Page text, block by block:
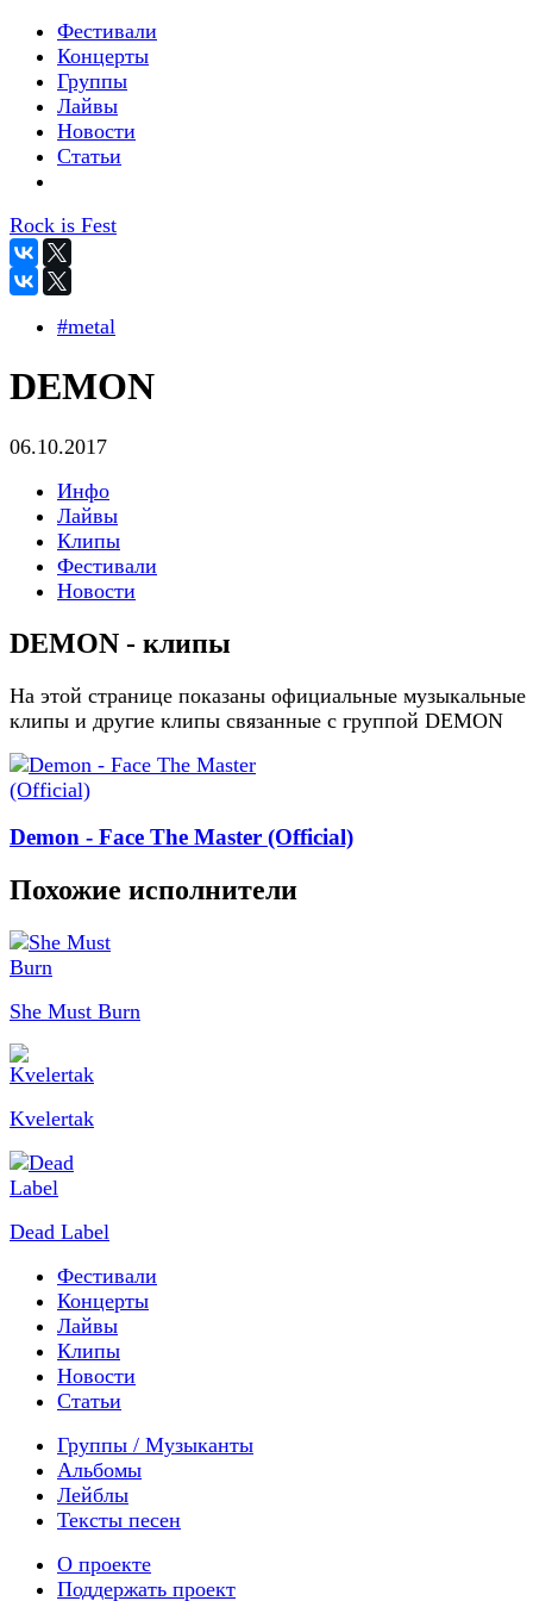
Фестивали
Концерты
Группы
Лайвы
Новости
Статьи
Rock is Fest
#metal
DEMON
06.10.2017
Инфо
Лайвы
Клипы
Фестивали
Новости
DEMON - клипы
На этой странице показаны официальные музыкальные
клипы и другие клипы связанные с группой DEMON
Demon - Face The Master (Official)
Похожие исполнители
She Must Burn
Kvelertak
Dead Label
Фестивали
Концерты
Лайвы
Клипы
Новости
Статьи
Группы / Музыканты
Альбомы
Лейблы
Тексты песен
О проекте
Поддержать проект